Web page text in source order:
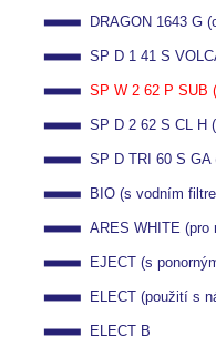
nářadím)
DRAGON 1643 G
SP D 1 41 S
SP W 2 62 P SUB
SP D 2 62 S CL H
SP D TRI 60 S GA
BIO (s vodním
ARES WHITE (pro
EJECT (s
ELECT (použití s
ELECT B